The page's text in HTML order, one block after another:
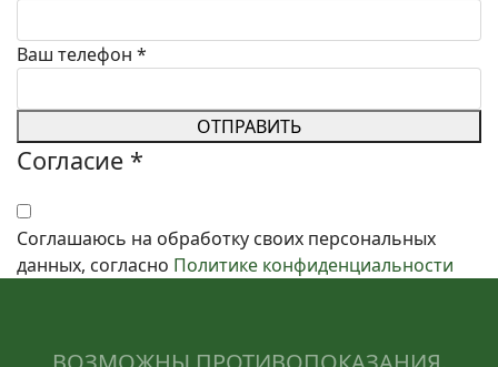
Ваш телефон *
ОТПРАВИТЬ
Согласие *
Соглашаюсь на обработку своих персональных
данных, согласно Политике конфиденциальности